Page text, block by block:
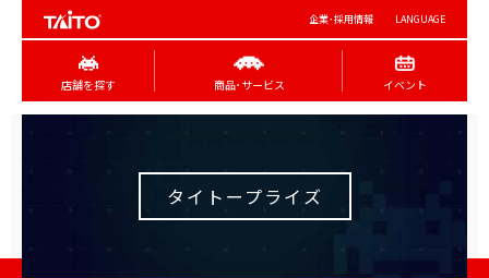
企業･採用情報 LANGUAGE
店舗を探す 商品･サービス イベント
タイトープライズ